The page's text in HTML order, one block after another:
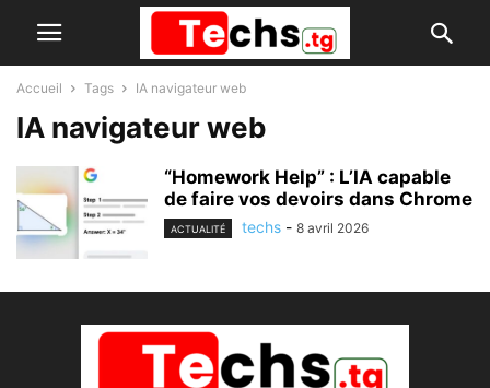
Accueil Tags IA navigateur web
IA navigateur web
“Homework Help” : L’IA capable
de faire vos devoirs dans Chrome
ACTUALITÉ techs - 8 avril 2026